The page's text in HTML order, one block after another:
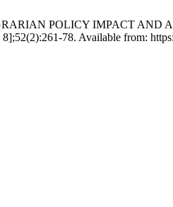
POLICY IMPACT AND
78. Available from: